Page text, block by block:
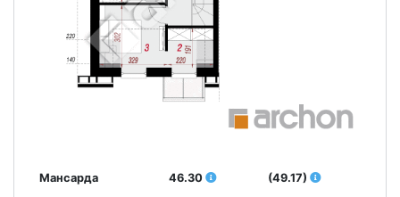
Мансарда 46.30 (49.17)